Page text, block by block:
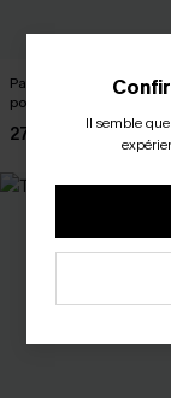
Paréo cover up long
portefeuille
27,00 € Il semble